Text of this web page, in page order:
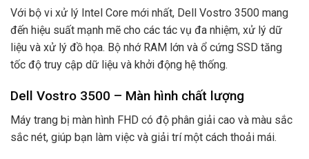
Với bộ vi xử lý Intel Core mới nhất, Dell Vostro 3500 mang
đến hiệu suất mạnh mẽ cho các tác vụ đa nhiệm, xử lý dữ
liệu và xử lý đồ họa. Bộ nhớ RAM lớn và ổ cứng SSD tăng
tốc độ truy cập dữ liệu và khởi động hệ thống.
Dell Vostro 3500 – Màn hình chất lượng
Máy trang bị màn hình FHD có độ phân giải cao và màu sắc
sắc nét, giúp bạn làm việc và giải trí một cách thoải mái.